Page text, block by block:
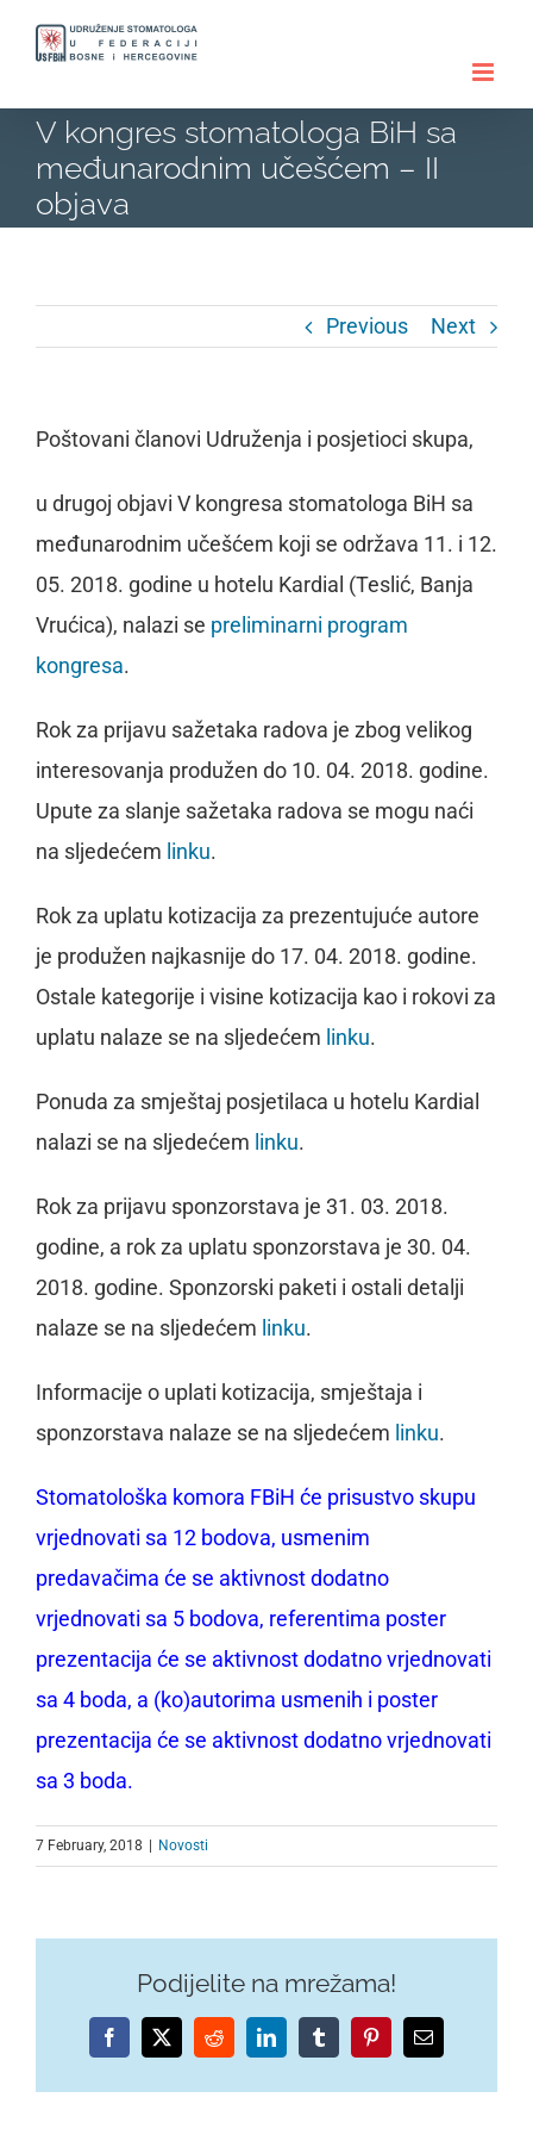
V kongres stomatologa BiH sa
međunarodnim učešćem – II
objava
Previous Next
Poštovani članovi Udruženja i posjetioci skupa,
u drugoj objavi V kongresa stomatologa BiH sa
međunarodnim učešćem koji se održava 11. i 12.
05. 2018. godine u hotelu Kardial (Teslić, Banja
Vrućica), nalazi se preliminarni program
kongresa.
Rok za prijavu sažetaka radova je zbog velikog
interesovanja produžen do 10. 04. 2018. godine.
Upute za slanje sažetaka radova se mogu naći
na sljedećem linku.
Rok za uplatu kotizacija za prezentujuće autore
je produžen najkasnije do 17. 04. 2018. godine.
Ostale kategorije i visine kotizacija kao i rokovi za
uplatu nalaze se na sljedećem linku.
Ponuda za smještaj posjetilaca u hotelu Kardial
nalazi se na sljedećem linku.
Rok za prijavu sponzorstava je 31. 03. 2018.
godine, a rok za uplatu sponzorstava je 30. 04.
2018. godine. Sponzorski paketi i ostali detalji
nalaze se na sljedećem linku.
Informacije o uplati kotizacija, smještaja i
sponzorstava nalaze se na sljedećem linku.
Stomatološka komora FBiH će prisustvo skupu
vrjednovati sa 12 bodova, usmenim
predavačima će se aktivnost dodatno
vrjednovati sa 5 bodova, referentima poster
prezentacija će se aktivnost dodatno vrjednovati
sa 4 boda, a (ko)autorima usmenih i poster
prezentacija će se aktivnost dodatno vrjednovati
sa 3 boda.
7 February, 2018 Novosti
Podijelite na mrežama!
Facebook
X RedditLinkedInTumblrPinterestEmail